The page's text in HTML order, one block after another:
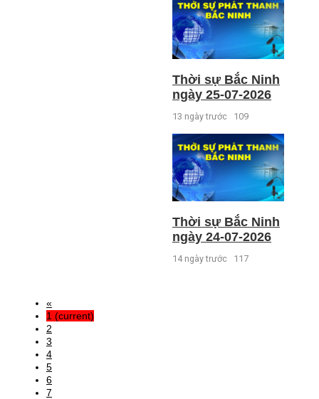
Thời sự Bắc Ninh
ngày 25-07-2026
13 ngày trước 109
Thời sự Bắc Ninh
ngày 24-07-2026
14 ngày trước 117
«
1 (current)
2
3
4
5
6
7